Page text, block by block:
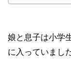
娘と息子は小学
に入っていました